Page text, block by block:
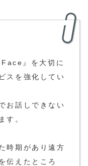
』を大切に
スを強化してい
お話しできない
す。
時期があり遠方
伝えたところ